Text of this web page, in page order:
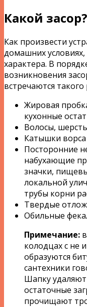
Какой засор?
Как произвести
домашних условиях,
характера. В
возникновения
встречаются такого
Жировая
кухонные
Волосы,
Катышки ворса
Посторонние
набухающие
значки,
локальной
трубы корни
Твердые
Обильные
Примечание:
колодцах с не
образуются
сантехники
Шапку
остаточные
прочищают